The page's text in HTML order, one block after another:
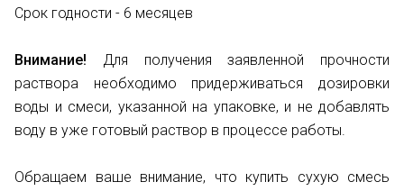
Срок годности - 6 месяцев
Внимание! Для получения заявленной прочности
раствора необходимо придерживаться дозировки
воды и смеси, указанной на упаковке, и не добавлять
воду в уже готовый раствор в процессе работы.
Обращаем ваше внимание, что купить сухую смесь